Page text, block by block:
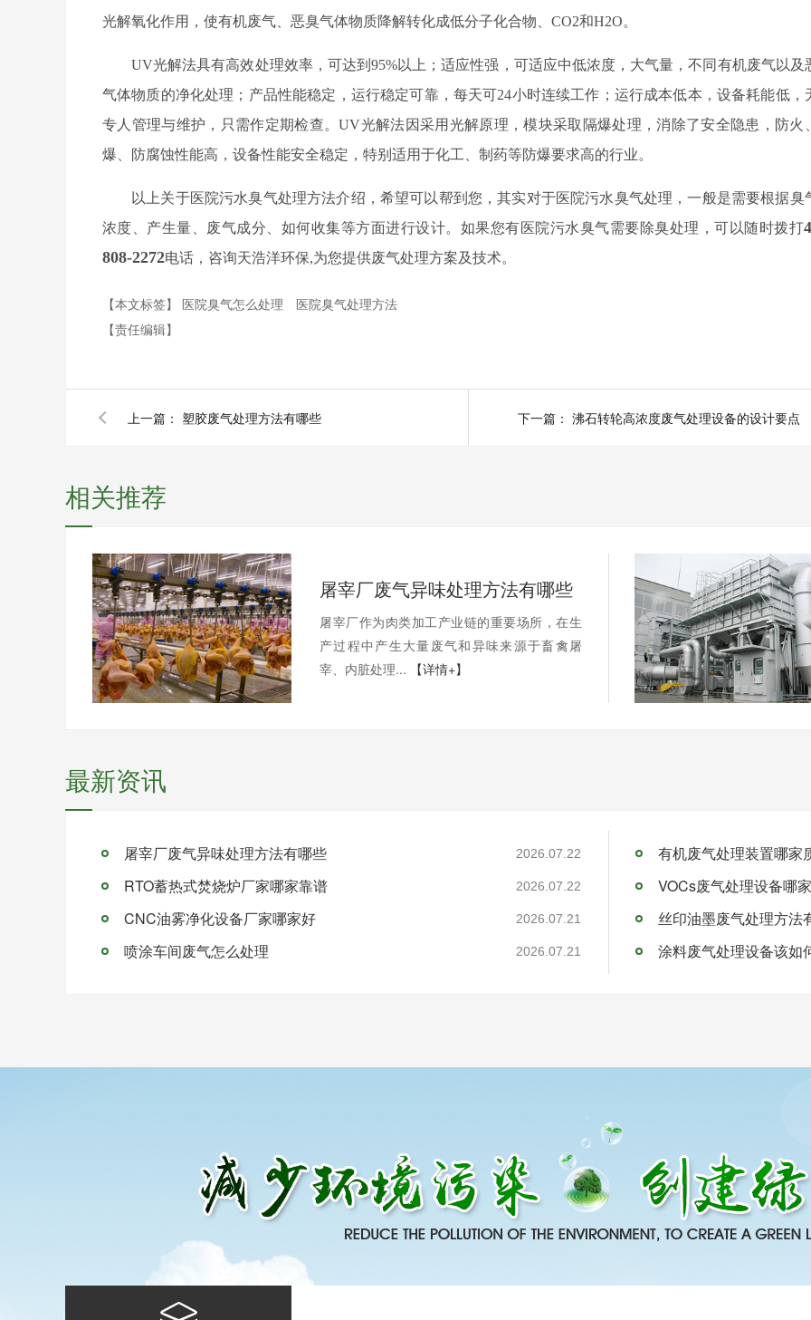
光解氧化作用，使有机废气、恶臭气体物质降解转化成低分子化合物、CO2和H2O。
UV光解法具有高效处理效率，可达到95%以上；适应性强，可适应中低浓度，大气量，不同有机废气以及
气体物质的净化处理；产品性能稳定，运行稳定可靠，每天可24小时连续工作；运行成本低本，设备耗能低，
专人管理与维护，只需作定期检查。UV光解法因采用光解原理，模块采取隔爆处理，消除了安全隐患，防火
爆、防腐蚀性能高，设备性能安全稳定，特别适用于化工、制药等防爆要求高的行业。
以上关于医院污水臭气处理方法介绍，希望可以帮到您，其实对于医院污水臭气处理，一般是需要根据臭
浓度、产生量、废气成分、如何收集等方面进行设计。如果您有医院污水臭气需要除臭处理，可以随时拨打
808-2272电话，咨询天浩洋环保,为您提供废气处理方案及技术。
【本文标签】 医院臭气怎么处理
医院臭气处理方法
【责任编辑】
上一篇： 塑胶废气处理方法有哪些 下一篇： 沸石转轮高浓度废气处理设备的设计要点
相关推荐
屠宰厂废气异味处理方法有哪些
屠宰厂作为肉类加工产业链的重要场所，在生
产过程中产生大量废气和异味来源于畜禽屠
宰、内脏处理...
【详情+】
最新资讯
屠宰厂废气异味处理方法有哪些 2026.07.22
RTO蓄热式焚烧炉厂家哪家靠谱 2026.07.22
CNC油雾净化设备厂家哪家好 2026.07.21
喷涂车间废气怎么处理 2026.07.21
有机废气处理装置哪家
VOCs废气处理设备哪
丝印油墨废气处理方法
涂料废气处理设备该如